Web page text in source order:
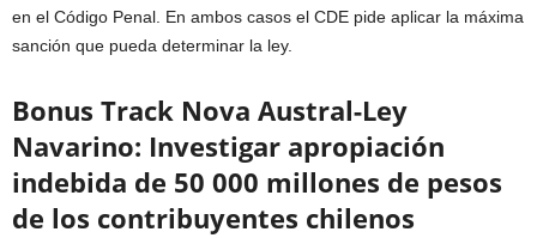
en el Código Penal. En ambos casos el CDE pide aplicar la máxima
sanción que pueda determinar la ley.
Bonus Track Nova Austral-Ley
Navarino: Investigar apropiación
indebida de 50 000 millones de pesos
de los contribuyentes chilenos